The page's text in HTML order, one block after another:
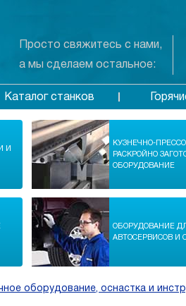
Просто свяжитесь с нами,
а мы сделаем остальное:
Каталог станков
И
КУЗНЕЧНО-
РАСКРОЙНО
ОБОРУДОВАНИЕ
ОБОРУДОВАНИЕ
АВТОСЕРВИСОВ И
оборудование, оснастка и